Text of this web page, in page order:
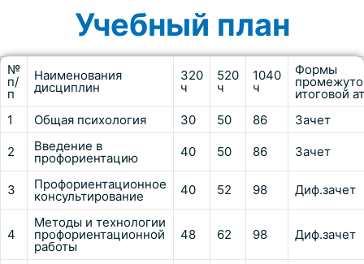
Учебный план
№
п/
п
Наименования
дисциплин
320
ч
520
ч
1040
ч
Формы
итоговой
1
Общая психология 30 50 86 Зачет
2 Введение в
профориентацию 40 50 86 Зачет
3 Профориентационное
консультирование 40 52 98 Диф.зачет
4
Методы и технологии
профориентационной
работы
48 62 98 Диф.зачет